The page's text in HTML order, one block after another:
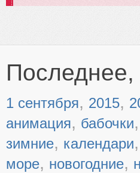
Последнее,
1 сентября, 2015,
анимация, бабочки,
зимние, календари,
море, новогодние,